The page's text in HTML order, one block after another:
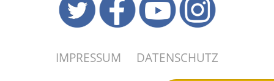
IMPRESSUM DATENSCHUTZ